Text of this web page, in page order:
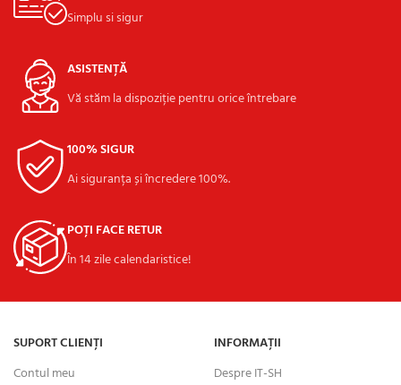
Simplu si sigur
ASISTENȚĂ
Vă stăm la dispoziție pentru orice întrebare
100% SIGUR
Ai siguranța și încredere 100%.
POȚI FACE RETUR
În 14 zile calendaristice!
SUPORT CLIENȚI
Contul meu
INFORMAȚII
Despre IT-SH